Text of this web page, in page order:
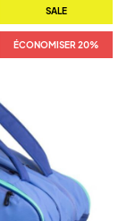
SALE
ÉCONOMISER 20%
SALE
ÉCONOMISER 20%
SALE
ÉCONOMISER 20%